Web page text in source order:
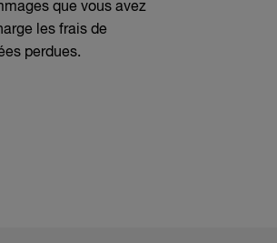
que vous avez
les frais de
perdues.